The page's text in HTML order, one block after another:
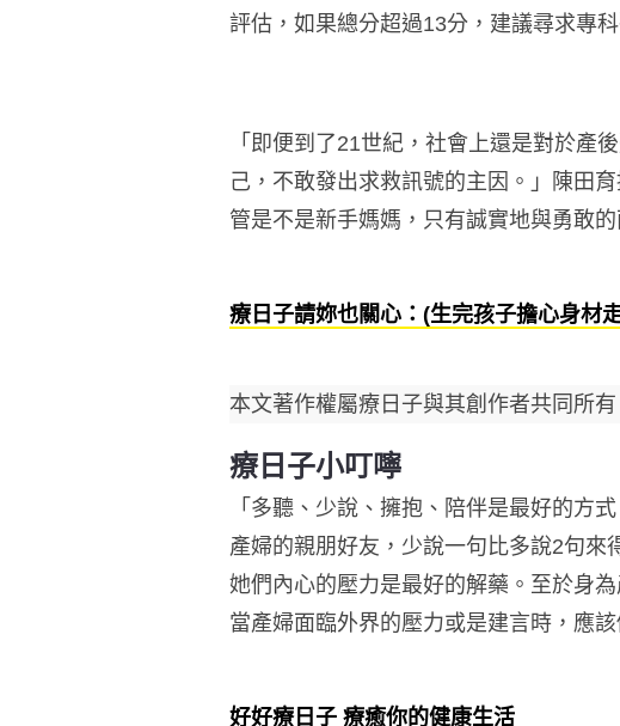
評估，如果總分超過13分，建議尋求專
「即便到了21世紀，社會上還是對於產
己，不敢發出求救訊號的主因。」陳田
管是不是新手媽媽，只有誠實地與勇敢
療日子請妳也關心：(生完孩子擔心身材
本文著作權屬療日子與其創作者共同所
療日子小叮嚀
「多聽、少說、擁抱、陪伴是最好的方
產婦的親朋好友，少說一句比多說2句來
她們內心的壓力是最好的解藥。至於身
當產婦面臨外界的壓力或是建言時，應
好好療日子 療癒你的健康生活